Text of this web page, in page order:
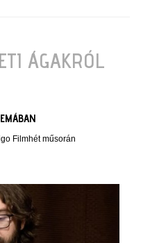
ÁGAKRÓL
Filmhét műsorán